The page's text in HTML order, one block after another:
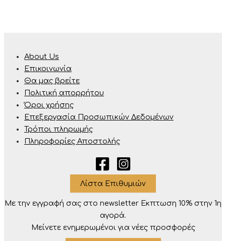
About Us
Επικοινωνία
Θα μας βρείτε
Πολιτική απορρήτου
Όροι χρήσης
Επεξεργασία Προσωπικών Δεδομένων
Τρόποι πληρωμής
Πληροφορίες Αποστολής
Λίστα Επιθυμιών
Με την εγγραφή σας στο newsletter Eκπτωση 10% στην 1η
αγορά.
Μείνετε ενημερωμένοι για νέες προσφορές